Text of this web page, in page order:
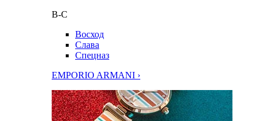
В-С
Восход
Слава
Спецназ
EMPORIO ARMANI ›